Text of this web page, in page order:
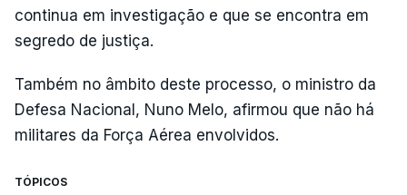
continua em investigação e que se encontra em
segredo de justiça.
Também no âmbito deste processo, o ministro da
Defesa Nacional, Nuno Melo, afirmou que não há
militares da Força Aérea envolvidos.
TÓPICOS